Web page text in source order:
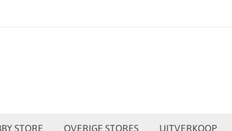
STORE OVERIGE STORES UITVERKOOP